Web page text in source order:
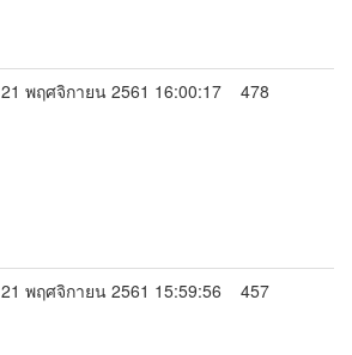
21 พฤศจิกายน 2561 16:00:17 478
21 พฤศจิกายน 2561 15:59:56 457